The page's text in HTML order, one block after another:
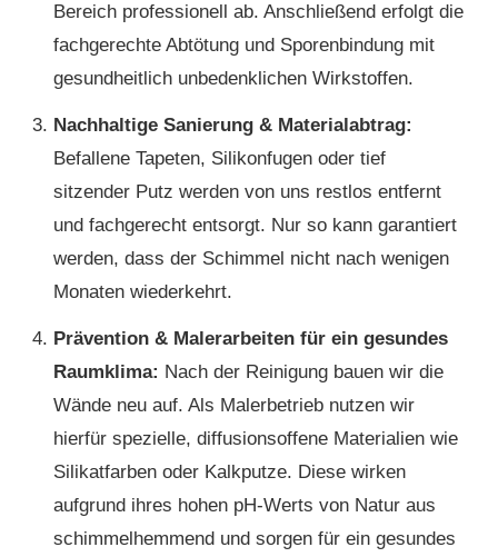
Bereich professionell ab. Anschließend erfolgt die
fachgerechte Abtötung und Sporenbindung mit
gesundheitlich unbedenklichen Wirkstoffen.
Nachhaltige Sanierung & Materialabtrag:
Befallene Tapeten, Silikonfugen oder tief
sitzender Putz werden von uns restlos entfernt
und fachgerecht entsorgt. Nur so kann garantiert
werden, dass der Schimmel nicht nach wenigen
Monaten wiederkehrt.
Prävention & Malerarbeiten für ein gesundes
Raumklima: Nach der Reinigung bauen wir die
Wände neu auf. Als Malerbetrieb nutzen wir
hierfür spezielle, diffusionsoffene Materialien wie
Silikatfarben oder Kalkputze. Diese wirken
aufgrund ihres hohen pH-Werts von Natur aus
schimmelhemmend und sorgen für ein gesundes